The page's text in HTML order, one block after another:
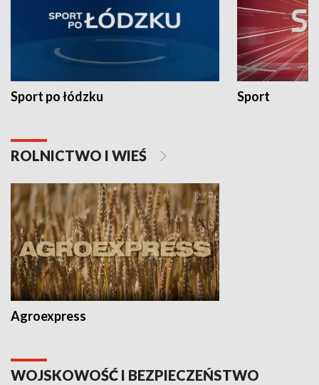
Sport po łódzku Sport
ROLNICTWO I WIEŚ
Agroexpress
WOJSKOWOŚĆ I BEZPIECZEŃSTWO